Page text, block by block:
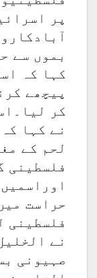
پر
بموں سے
کہا کہ
پیچھے
کر
نے کہا
لحم کے
فلسطینی
حراست
فلسطینی
نے
صہیونی